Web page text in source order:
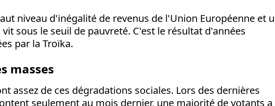
niveau d'inégalité de revenus de l'Union Européenne et
sous le seuil de pauvreté. C'est le résultat d'années
par la Troïka.
masses
assez de ces dégradations sociales. Lors des dernières
seulement au mois dernier, une majorité de votants a